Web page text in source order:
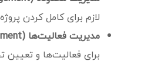
لازم برای کامل کردن
مدیریت فعالیت‌ها (Task Management):
برای فعالیت‌ها و تعیین